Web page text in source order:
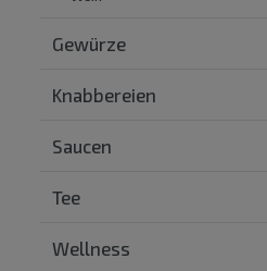
Gewürze
Knabbereien
Saucen
Tee
Wellness